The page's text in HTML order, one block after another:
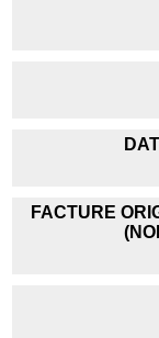
FACTURE